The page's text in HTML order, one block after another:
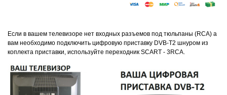
Если в вашем телевизоре нет входных разъемов под тюльпаны (RCA) а
вам необходимо подключить цифровую приставку DVB-T2 шнуром из
коплекта приставки, используйте переходник SCART - 3RCA.